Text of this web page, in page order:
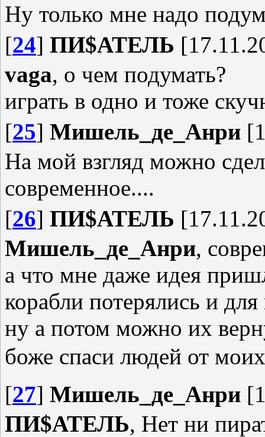
Ну только мне надо
[24] ПИ$АТЕЛЬ
vaga, о чем подумать?
играть в одно и тоже
[25] Мишель_де_Анри
На мой взгляд можно
современное....
[26] ПИ$АТЕЛЬ
Мишель_де_Анри,
а что мне даже идея
корабли потерялись и
ну а потом можно их
боже спаси людей от
[27] Мишель_де_Анри
ПИ$АТЕЛЬ, Нет ни